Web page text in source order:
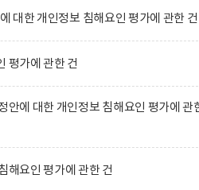
대한 개인정보 침해요인 평가에 관한 건
평가에 관한 건
안에 대한 개인정보 침해요인 평가에 관
해요인 평가에 관한 건